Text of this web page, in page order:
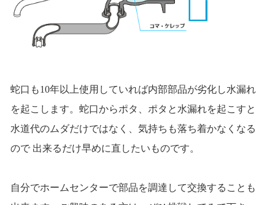
蛇口も10年以上使用していれば内部部品が劣化し水漏れ
を起こします。蛇口からポタ、ポタと水漏れを起こすと
水道代のムダだけではなく、気持ちも落ち着かなくなる
ので 出来るだけ早めに直したいものです。
自分でホームセンターで部品を調達して交換することも